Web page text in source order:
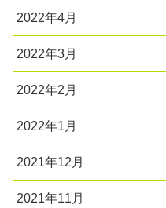
2022年4月
2022年3月
2022年2月
2022年1月
2021年12月
2021年11月